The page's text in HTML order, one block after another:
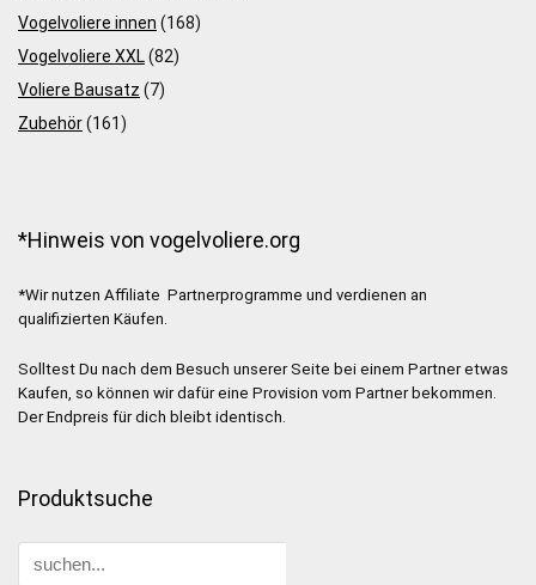
Vogelvoliere innen (168)
Vogelvoliere XXL(82)
Voliere Bausatz (7)
Zubehör(161)
*Hinweis von vogelvoliere.org
*Wir nutzen Affiliate Partnerprogramme und verdienen an
qualifizierten Käufen.
Solltest Du nach dem Besuch unserer Seite bei einem Partner etwas
Kaufen, so können wir dafür eine Provision vom Partner bekommen.
Der Endpreis für dich bleibt identisch.
Produktsuche